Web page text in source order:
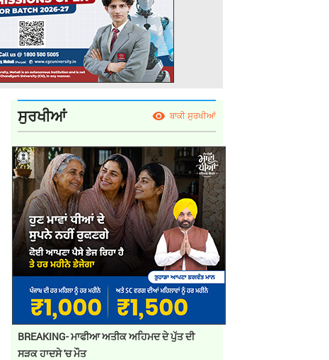
ਸੁਰਖੀਆਂ ਬਾਕੀ ਸੁਰਖੀਆਂ
BREAKING- ਮਾਫੀਆ ਅਤੀਕ ਅਹਿਮਦ ਦੇ ਪੁੱਤ ਦੀ
ਸੜਕ ਹਾਦਸੇ 'ਚ ਮੌਤ